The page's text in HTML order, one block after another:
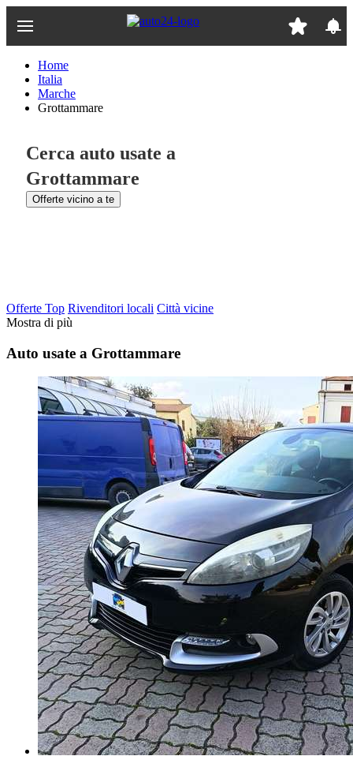
Home
Italia
Marche
Grottammare
Cerca auto usate a
Grottammare
Offerte vicino a te
Offerte Top Rivenditori locali Città vicine
Mostra di più
Auto usate a Grottammare